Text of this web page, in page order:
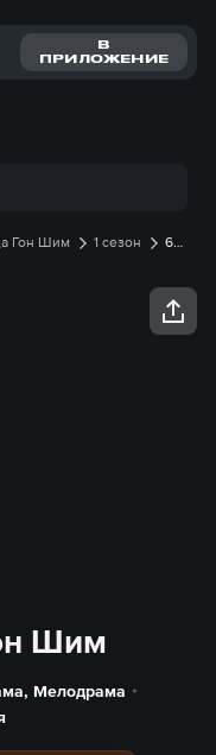
В
ПРИЛОЖЕНИЕ
Гон Шим 1 сезон
6
Шим
, Мелодрама